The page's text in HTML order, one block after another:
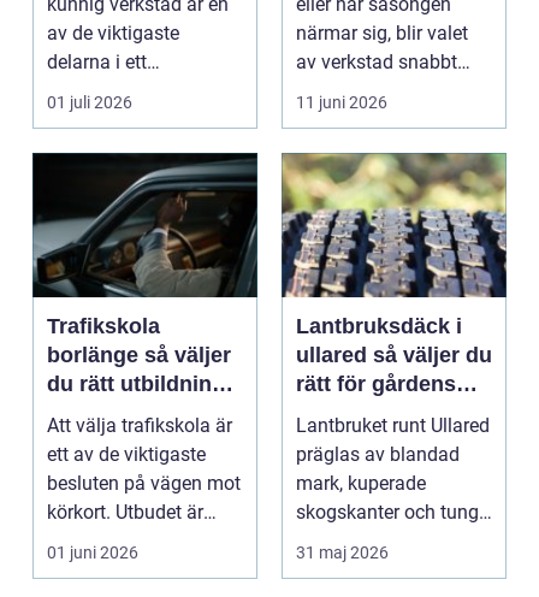
av de viktigaste
delarna i ett
problemfritt bilägande.
01 juli 2026
närmar sig, blir valet
av verkstad snabbt
avgörande. En MC-v...
11 juni 2026
Trafikskola
borlänge så väljer
du rätt utbildning
mot körkort
Att välja trafikskola är
ett av de viktigaste
besluten på vägen mot
körkort. Utbudet är
stort, prise...
01 juni 2026
Lantbruksdäck i
ullared så väljer du
rätt för gårdens
behov
Lantbruket runt Ullared
präglas av blandad
mark, kuperade
skogskanter och tunga
arbetsmoment.
Däckva...
31 maj 2026